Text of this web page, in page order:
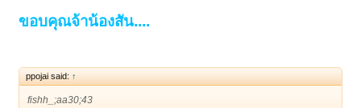
ขอบคุณจ้าน้องสัน....
ppojai said: ↑
fishh_;aa30;43